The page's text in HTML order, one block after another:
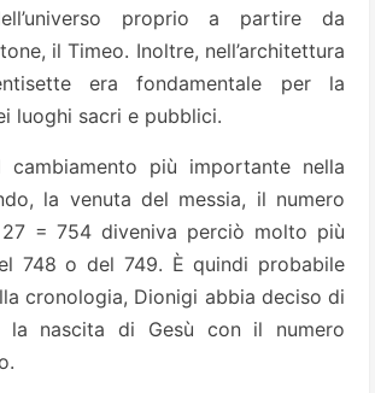
proprio a partire da
il Timeo. Inoltre, nell’architettura
era fondamentale per la
luoghi sacri e pubblici.
cambiamento più importante nella
la venuta del messia, il numero
= 754 diveniva perciò molto più
748 o del 749. È quindi probabile
cronologia, Dionigi abbia deciso di
la nascita di Gesù con il numero